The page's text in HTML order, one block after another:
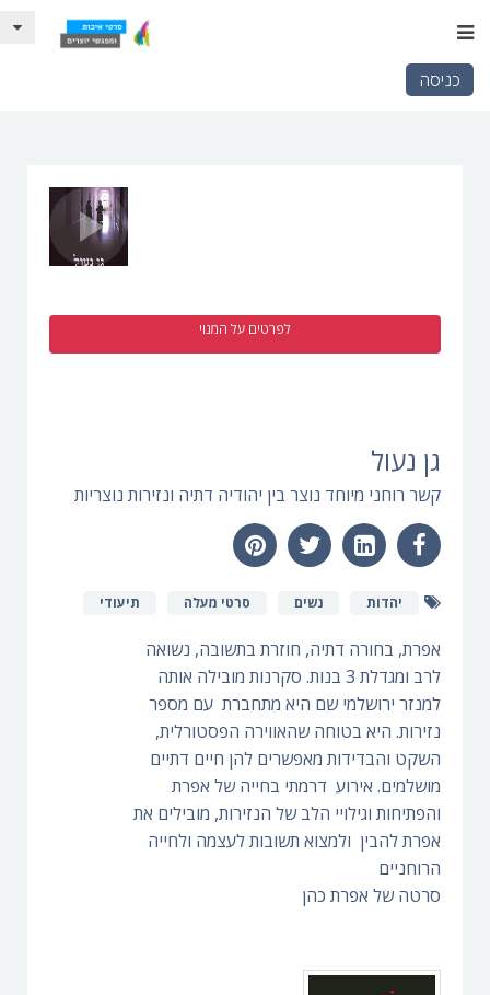
כניסה
לפרטים על המנוי
גן נעול
קשר רוחני מיוחד נוצר בין יהודיה דתיה ונזירות נוצריות
יהדות נשים סרטי מעלה תיעודי
אפרת, בחורה דתיה, חוזרת בתשובה, נשואה
לרב ומגדלת 3 בנות. סקרנות מובילה אותה
למנזר ירושלמי שם היא מתחברת עם מספר
נזירות. היא בטוחה שהאווירה הפסטורלית,
השקט והבדידות מאפשרים להן חיים דתיים
מושלמים. אירוע דרמתי בחייה של אפרת
והפתיחות וגילויי הלב של הנזירות, מובילים את
אפרת להבין ולמצוא תשובות לעצמה ולחייה
הרוחניים
סרטה של אפרת כהן